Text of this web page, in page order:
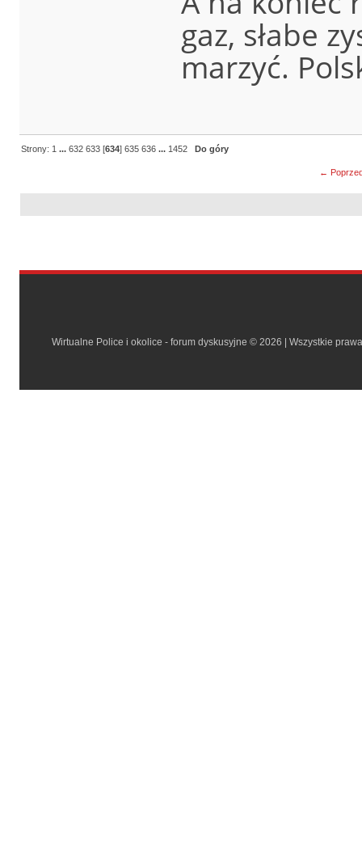
gaz, słabe
marzyć.
Strony: 1 ...632 633 [634]635 636 ... 1452 Do góry
←
Wirtualne Police i okolice - forum dyskusyjne © 2026 | Wszystkie